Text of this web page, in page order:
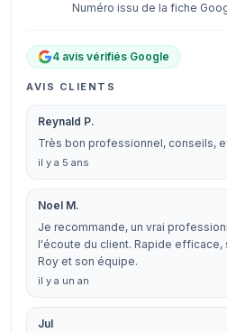
Numéro issu de la fiche
4 avis vérifiés Google
AVIS CLIENTS
Reynald P.
Très bon professionnel, conseils,
il y a 5 ans
Noel M.
Je recommande, un vrai
l'écoute du client. Rapide efficace,
Roy et son équipe.
il y a un an
Jul